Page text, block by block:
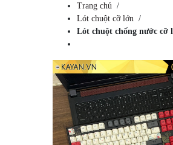
Trang chủ /
Lót chuột cỡ lớn /
Lót chuột chống nước cỡ